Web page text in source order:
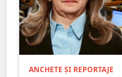
ANCHETE ȘI REPORTAJE